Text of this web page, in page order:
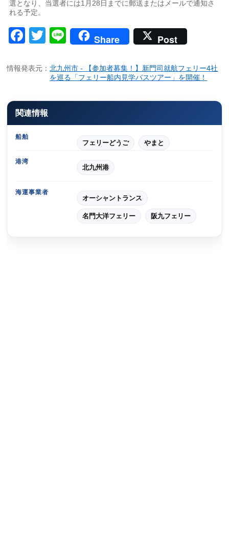
選となり、当選者には1月28日までに郵送またはメールで通知さ
れる予定。
Facebook
Twitter
LineShare Post
情報発表元：北九州市 - 【参加者募集！】新門司就航フェリー4社
を巡る「フェリー船内見学バスツアー」を開催！
関連情報
船舶
フェリーどうご やまと
港湾
北九州港
海運事業者
オーシャントランス
名門大洋フェリー 阪九フェリー